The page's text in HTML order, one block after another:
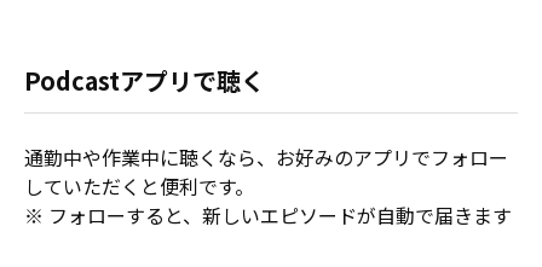
Podcastアプリで聴く
通勤中や作業中に聴くなら、お好みのアプリでフォロー
していただくと便利です。
※ フォローすると、新しいエピソードが自動で届きます